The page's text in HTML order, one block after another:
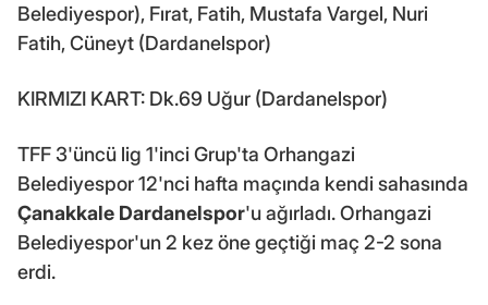
Belediyespor), Fırat, Fatih, Mustafa Vargel, Nuri
Fatih, Cüneyt (Dardanelspor)
KIRMIZI KART: Dk.69 Uğur (Dardanelspor)
TFF 3'üncü lig 1'inci Grup'ta Orhangazi
Belediyespor 12'nci hafta maçında kendi sahasında
Çanakkale Dardanelspor'u ağırladı. Orhangazi
Belediyespor'un 2 kez öne geçtiği maç 2-2 sona
erdi.